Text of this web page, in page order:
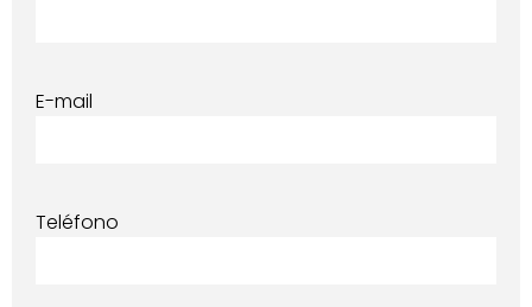
E-mail
Teléfono